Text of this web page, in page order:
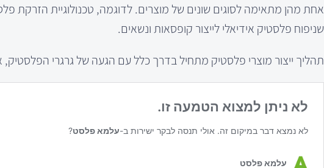
אחת מהן מתאימה לסוגים שונים של מוצרים. לדוגמה, טכנולוגיית הזרקת
שניפוח פלסטיק אידיאלי לייצור קופסאות ונשאים.
תהליך ייצור מוצרי פלסטיק מתחיל בדרך כלל עם הגעה של גרגרי הפלסטיק,